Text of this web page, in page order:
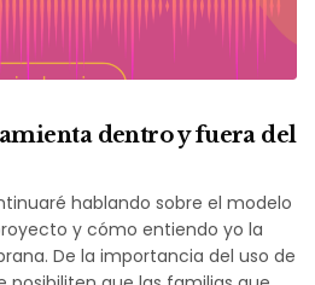
dentro y fuera del
hablando sobre el modelo
y cómo entiendo yo la
De la importancia del uso de